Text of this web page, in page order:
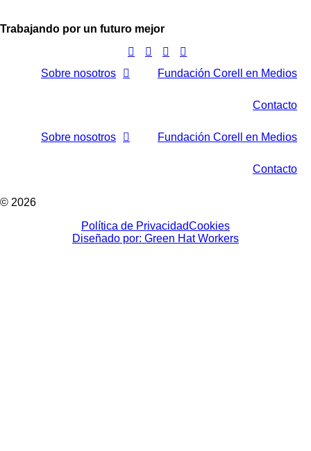
Trabajando por un futuro mejor
Sobre nosotros Fundación Corell en Medios
Contacto
Sobre nosotros Fundación Corell en Medios
Contacto
© 2026
Política de PrivacidadCookies
Diseñado por: Green Hat Workers